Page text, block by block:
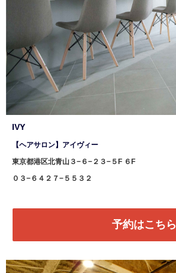
IVY
【ヘアサロン】アイヴィー
東京都港区北青山３−６−２３−５F ６F
０３−６４２７−５５３２
予約はこちら